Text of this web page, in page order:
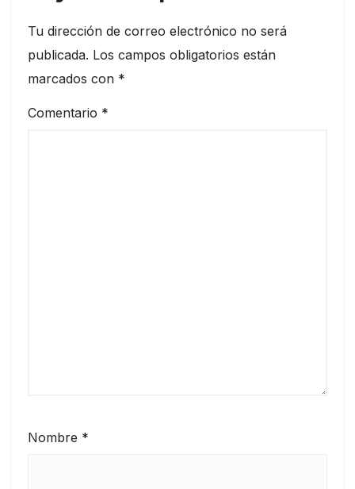
Tu dirección de correo electrónico no será
publicada. Los campos obligatorios están
marcados con *
Comentario *
Nombre *